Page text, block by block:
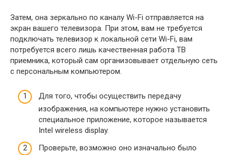
Затем, она зеркально по каналу Wi-Fi отправляется на
экран вашего телевизора. При этом, вам не требуется
подключать телевизор к локальной сети Wi-Fi, вам
потребуется всего лишь качественная работа ТВ
приемника, который сам организовывает отдельную сеть
с персональным компьютером.
Для того, чтобы осуществить передачу
изображения, на компьютере нужно установить
специальное приложение, которое называется
Intel wireless display.
Проверьте, возможно оно изначально было